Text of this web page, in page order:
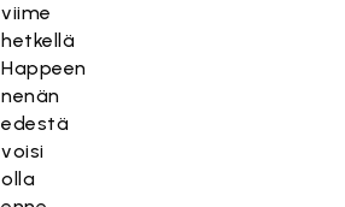
viime
hetkellä
Happeen
nenän
edestä
voisi
olla